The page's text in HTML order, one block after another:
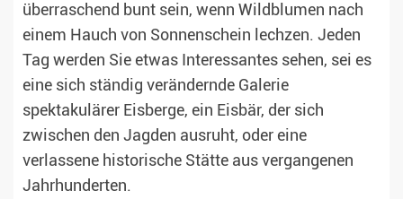
überraschend bunt sein, wenn Wildblumen nach
einem Hauch von Sonnenschein lechzen. Jeden
Tag werden Sie etwas Interessantes sehen, sei es
eine sich ständig verändernde Galerie
spektakulärer Eisberge, ein Eisbär, der sich
zwischen den Jagden ausruht, oder eine
verlassene historische Stätte aus vergangenen
Jahrhunderten.